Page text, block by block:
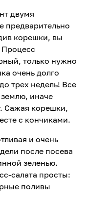
двумя
предварительно
корешки, вы
только нужно
очень долго
трех недель! Все
иначе
Сажая корешки,
с кончиками.
и очень
после посева
зеленью.
салата просты:
поливы